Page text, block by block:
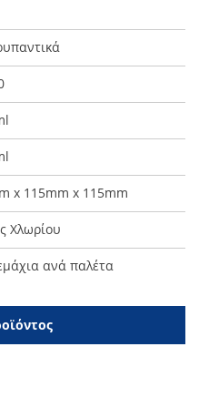
x 115mm x 115mm
Χλωρίου
ανά παλέτα